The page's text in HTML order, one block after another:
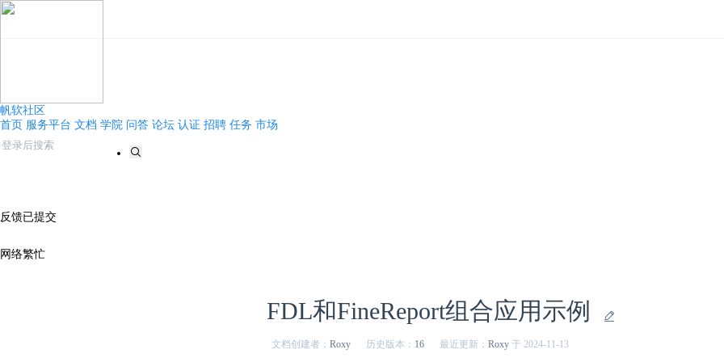
帆软社区
首页 服务平台 文档 学院 问答 论坛 认证 招聘 任务 市场
反馈已提交
网络繁忙
FDL和FineReport组合应用示例
文档创建者： Roxy 历史版本： 16 最近更新： Roxy 于 2024-11-13